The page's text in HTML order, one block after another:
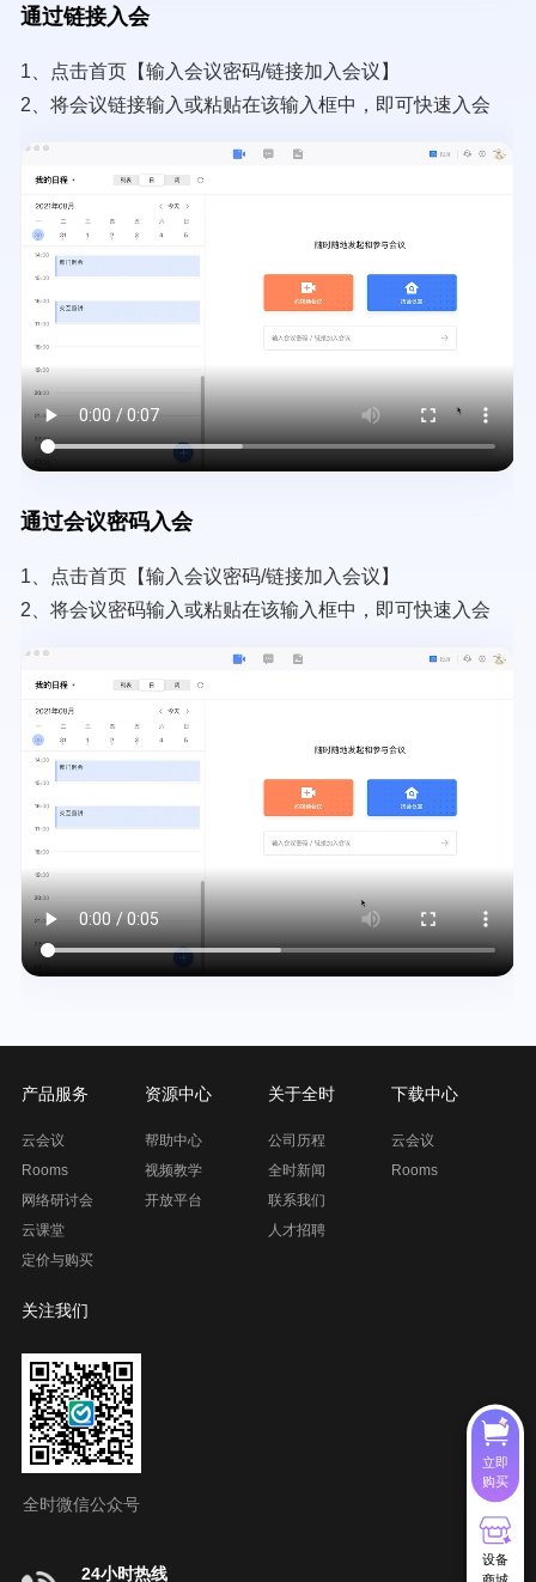
通过链接入会
1、点击首页【输入会议密码/链接加入会议】
2、将会议链接输入或粘贴在该输入框中，即可快速入会
Video
file
通过会议密码入会
1、点击首页【输入会议密码/链接加入会议】
2、将会议密码输入或粘贴在该输入框中，即可快速入会
Video
file
产品服务
云会议
Rooms
网络研讨会
云课堂
定价与购买
资源中心
帮助中心
视频教学
开放平台
关于全时
公司历程
全时新闻
联系我们
人才招聘
下载中心
云会议
Rooms
关注我们
全时微信公众号
24小时热线
立即
购买
设备